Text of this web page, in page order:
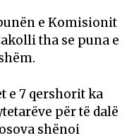
e Komisionit
tha se puna e
e 7 qershorit ka
për të dalë
shënoi